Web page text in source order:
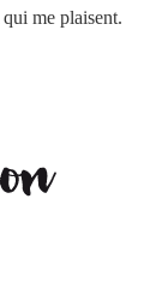
me plaisent.